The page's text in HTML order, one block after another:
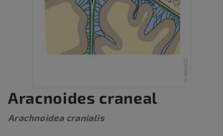
Aracnoides craneal
Arachnoidea cranialis